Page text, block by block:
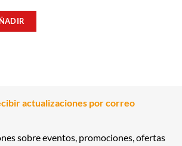
actualizaciones por correo
sobre eventos, promociones, ofertas